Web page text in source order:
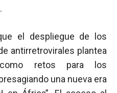
el despliegue de los
antirretrovirales plantea
como retos para los
una nueva era